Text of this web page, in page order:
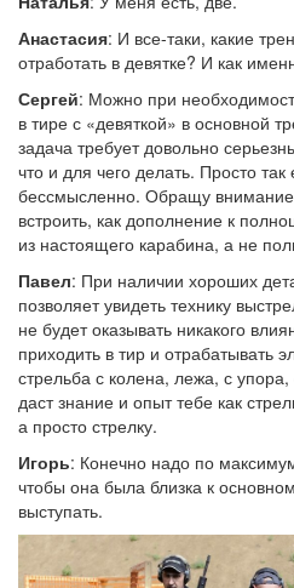
Анастасия: И все-таки, какие
отработать в девятке? И как
Сергей: Можно при
в тире с «девяткой» в основной
задача требует довольно
что и для чего делать. Просто
бессмысленно. Обращу
встроить, как дополнение к
из настоящего карабина, а не
Павел: При наличии хороших
позволяет увидеть технику
не будет оказывать никакого
приходить в тир и отрабатывать
стрельба с колена, лежа, с
даст знание и опыт тебе как
а просто стрелку.
Игорь: Конечно надо по
чтобы она была близка к
выступать.